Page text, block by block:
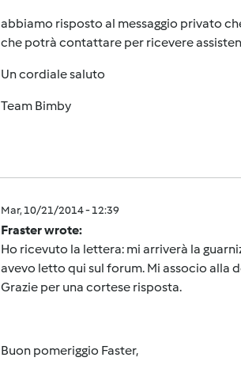
abbiamo risposto al messaggio privato
che potrà contattare per ricevere
Un cordiale saluto
Team Bimby
Mar, 10/21/2014 - 12:39
Fraster wrote:
Ho ricevuto la lettera: mi arriverà la
avevo letto qui sul forum. Mi associo alla
Grazie per una cortese risposta.
Buon pomeriggio Faster,